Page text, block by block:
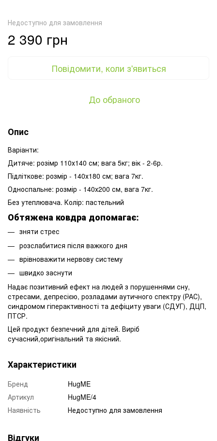
Недоступно для замовлення
2 390 грн
Повідомити, коли з'явиться
До обраного
Опис
Варіанти:
Дитяче: розімр 110х140 см; вага 5кг; вік - 2-6р.
Підліткове: розмір - 140х180 см; вага 7кг.
Односпальне: розмір - 140х200 см, вага 7кг.
Без утеплювача. Колір: пастельний
Обтяжена ковдра допомагає:
зняти стрес
розслабитися після важкого дня
врівноважити нервову систему
швидко заснути
Надає позитивний ефект на людей з порушеннями сну,
стресами, депресією, розладами аутичного спектру (РАС),
синдромом гіперактивності та дефіциту уваги (СДУГ), ДЦП,
ПТСР.
Цей продукт безпечний для дітей. Виріб
сучасний,оригінальний та якісний.
Характеристики
Бренд
HugME
Артикул
HugME/4
Наявність
Недоступно для замовлення
Відгуки